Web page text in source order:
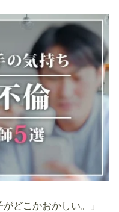
どこかおかしい。」